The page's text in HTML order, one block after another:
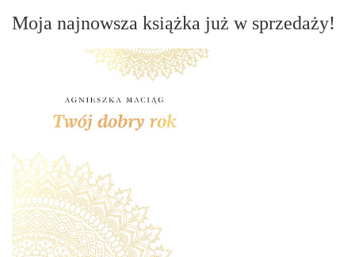
Moja najnowsza książka już w sprzedaży!